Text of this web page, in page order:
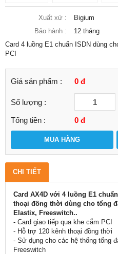
Xuất xứ :
Bigium
Bảo hành :
12 tháng
Card 4 luồng E1 chuẩn ISDN dùng
PCI
Giá sản phẩm : 0 đ
Số lượng :
Tổng tiền : 0 đ
MUA HÀNG
CHI TIẾT
Card AX4D với 4 luồng E1
thoại đồng thời dùng cho tổng
Elastix, Freeswitch..
- Card giao tiếp qua khe cắm PCI
- Hỗ trợ 120 kênh thoại đồng thời
- Sử dụng cho các hệ thống tổng
Freeswitch